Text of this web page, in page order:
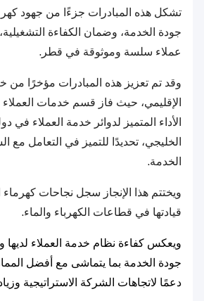
تشكل هذه المبادرات جزءًا من جهود
جودة الخدمة، وضمان الكفاءة
عملاء سلسة وموثوقة في قطر.
وقد تم تعزيز هذه المبادرات مؤخرًا من
الإقليمي، حيث فاز قسم خدمات العملاء
الأداء المتميز لدوائر خدمة العملاء
الخليجي، تحديدًا للتميز في التعامل مع
الخدمة.
ويختتم هذا الإنجاز سجل نجاحات كهرماء
قيادتها في قطاعات الكهرباء والماء.
ويعكس كفاءة نظام خدمة العملاء لديها
جودة الخدمة بما يتماشى مع أفضل
دعمًا لاتجاهات الشركة الاستراتيجية